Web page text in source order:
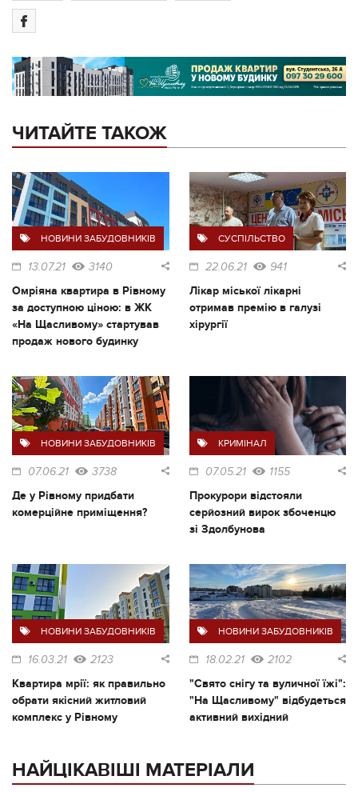
ЧИТАЙТЕ ТАКОЖ
НОВИНИ ЗАБУДОВНИКІВ
13.07.21 3140
Омріяна квартира в Рівному
за доступною ціною: в ЖК
«На Щасливому» стартував
продаж нового будинку
СУСПІЛЬСТВО
22.06.21 941
Лікар міської лікарні
отримав премію в галузі
хірургії
НОВИНИ ЗАБУДОВНИКІВ
07.06.21 3738
Де у Рівному придбати
комерційне приміщення?
КРИМІНАЛ
07.05.21 1155
Прокурори відстояли
серйозний вирок збоченцю
зі Здолбунова
НОВИНИ ЗАБУДОВНИКІВ
16.03.21 2123
Квартира мрії: як правильно
обрати якісний житловий
комплекс у Рівному
НОВИНИ ЗАБУДОВНИКІВ
18.02.21 2102
"Свято снігу та вуличної їжі":
"На Щасливому" відбудеться
активний вихідний
НАЙЦІКАВІШІ МАТЕРІАЛИ